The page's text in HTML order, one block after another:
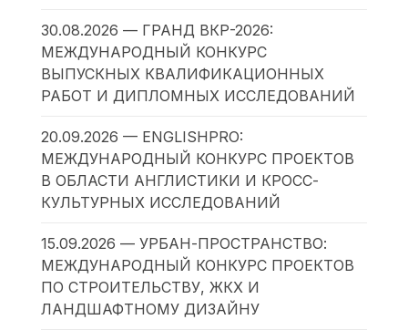
30.08.2026 — ГРАНД ВКР-2026:
МЕЖДУНАРОДНЫЙ КОНКУРС
ВЫПУСКНЫХ КВАЛИФИКАЦИОННЫХ
РАБОТ И ДИПЛОМНЫХ ИССЛЕДОВАНИЙ
20.09.2026 — ENGLISHPRO:
МЕЖДУНАРОДНЫЙ КОНКУРС ПРОЕКТОВ
В ОБЛАСТИ АНГЛИСТИКИ И КРОСС-
КУЛЬТУРНЫХ ИССЛЕДОВАНИЙ
15.09.2026 — УРБАН-ПРОСТРАНСТВО:
МЕЖДУНАРОДНЫЙ КОНКУРС ПРОЕКТОВ
ПО СТРОИТЕЛЬСТВУ, ЖКХ И
ЛАНДШАФТНОМУ ДИЗАЙНУ